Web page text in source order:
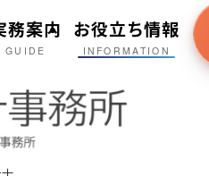
務案内
GUIDE
お役立ち情報
INFORMATION